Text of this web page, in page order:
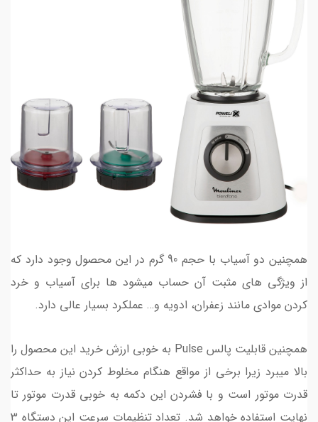
همچنین دو آسیاب با حجم 90 گرم در این محصول وجود دارد که
از ویژگی های مثبت آن حساب میشود ها برای آسیاب و خرد
کردن موادی مانند زعفران، ادویه و… عملکرد بسیار عالی دارد.
همچنین قابلیت پالس Pulse به خوبی ارزش خرید این محصول را
بالا میبرد زیرا برخی از مواقع هنگام مخلوط کردن نیاز به حداکثر
قدرت موتور است و با فشردن این دکمه به خوبی قدرت موتور تا
نهایت استفاده خواهد شد. تعداد تنظیمات سرعت این دستگاه 3